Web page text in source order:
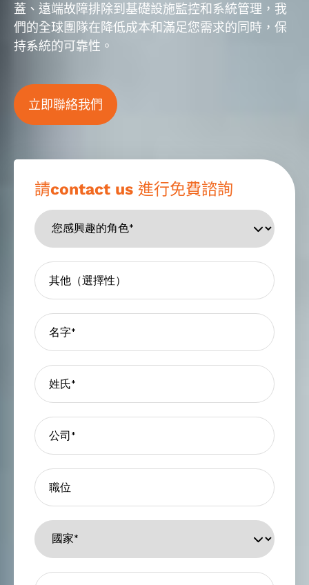
蓋、遠端故障排除到基礎設施監控和系統管理，我
們的全球團隊在降低成本和滿足您需求的同時，保
持系統的可靠性。
立即聯絡我們
請contact us 進行免費諮詢